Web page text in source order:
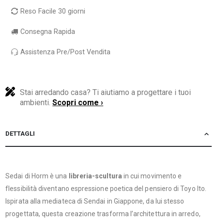
Reso Facile 30 giorni
Consegna Rapida
Assistenza Pre/Post Vendita
Stai arredando casa? Ti aiutiamo a progettare i tuoi
ambienti.Scopri come ›
DETTAGLI
Sedai di Horm è una libreria-scultura in cui movimento e
flessibilità diventano espressione poetica del pensiero di Toyo Ito.
Ispirata alla mediateca di Sendai in Giappone, da lui stesso
progettata, questa creazione trasforma l’architettura in arredo,